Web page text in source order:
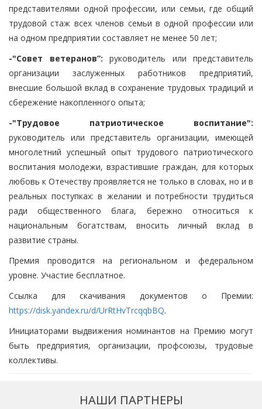
представителями одной профессии, или семьи, где общий
трудовой стаж всех членов семьи в одной профессии или
на одном предприятии составляет не менее 50 лет;
-"Совет ветеранов”: руководитель или представитель
организации заслуженных работников предприятий,
внесшие большой вклад в сохранение трудовых традиций и
сбережение накопленного опыта;
-"Трудовое патриотическое воспитание":
руководитель или представитель организации, имеющей
многолетний успешный опыт трудового патриотического
воспитания молодежи, взрастившие граждан, для которых
любовь к Отечеству проявляется не только в словах, но и в
реальных поступках: в желании и потребности трудиться
ради общественного блага, бережно относиться к
национальным богатствам, вносить личный вклад в
развитие страны.
Премия проводится на региональном и федеральном
уровне. Участие бесплатное.
Ссылка для скачивания документов о Премии:
https://disk.yandex.ru/d/UrRtHvTrcqqbBQ.
Инициаторами выдвижения номинантов на Премию могут
быть предприятия, организации, профсоюзы, трудовые
коллективы.
НАШИ ПАРТНЕРЫ